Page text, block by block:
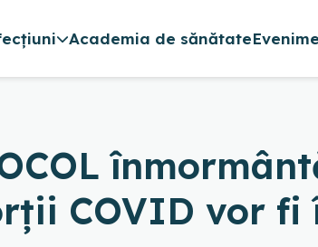
Academia de sănătate
COVID vor